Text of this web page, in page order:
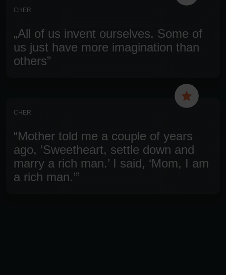
CHER
„All of us invent ourselves. Some of
us just have more imagination than
others”
CHER
“Mother told me a couple of years
ago, ‘Sweetheart, settle down and
marry a rich man.’ I said, ‘Mom, I am
a rich man.’”